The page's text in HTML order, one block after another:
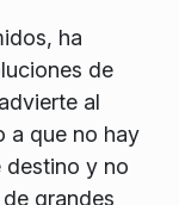
ha
de
al
a que no hay
destino y no
grandes